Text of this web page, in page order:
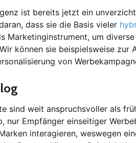
ist bereits jetzt ein
dass sie die Basis vieler
Marketinginstrument, um
können sie beispielsweise zur
von
sind weit anspruchsvoller als
nur Empfänger einseitiger
interagieren, weswegen